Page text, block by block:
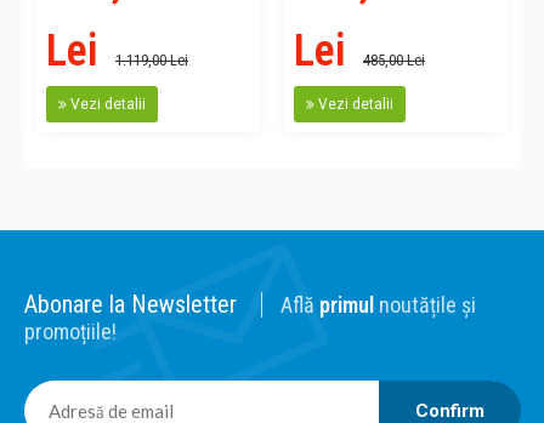
Lei
1.119,00 Lei
Vezi detalii
Lei
485,00 Lei
Vezi detalii
Abonare la Newsletter Află primul noutățile și
promoțiile!
Confirm